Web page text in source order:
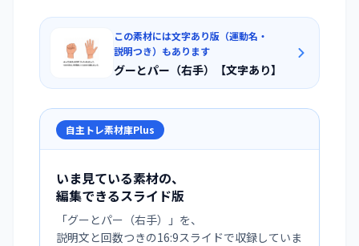
この素材には文字あり版（運動名・
説明つき）もあります
グーとパー（右手）【文字あり】
自主トレ素材庫Plus
いま見ている素材の、
編集できるスライド版
「グーとパー（右手）
」を、
説明文と回数つきの16:9スライドで収録していま